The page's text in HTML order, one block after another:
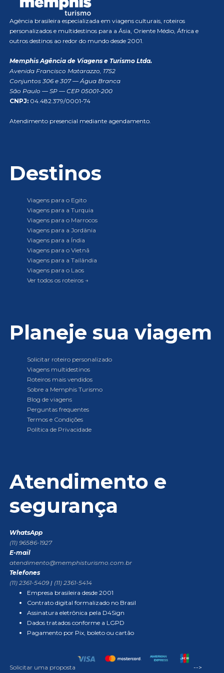
Agência brasileira especializada em viagens culturais, roteiros
personalizados e multidestinos para a Ásia, Oriente Médio, África e
outros destinos ao redor do mundo desde 2001.
Memphis Agência de Viagens e Turismo Ltda.
Avenida Francisco Matarazzo, 1752
Conjuntos 306 e 307 — Água Branca
São Paulo — SP — CEP 05001-200
CNPJ: 04.482.379/0001-74
Atendimento presencial mediante agendamento.
Destinos
Viagens para o Egito
Viagens para a Turquia
Viagens para o Marrocos
Viagens para a Jordânia
Viagens para a Índia
Viagens para o Vietnã
Viagens para a Tailândia
Viagens para o Laos
Ver todos os roteiros →
Planeje sua viagem
Solicitar roteiro personalizado
Viagens multidestinos
Roteiros mais vendidos
Sobre a Memphis Turismo
Blog de viagens
Perguntas frequentes
Termos e Condições
Política de Privacidade
Atendimento e
segurança
WhatsApp
(11) 96586-1927
E-mail
atendimento@memphisturismo.com.br
Telefones
(11) 2361-5409 | (11) 2361-5414
Empresa brasileira desde 2001
Contrato digital formalizado no Brasil
Assinatura eletrônica pela D4Sign
Dados tratados conforme a LGPD
Pagamento por Pix, boleto ou cartão
Solicitar uma proposta -->